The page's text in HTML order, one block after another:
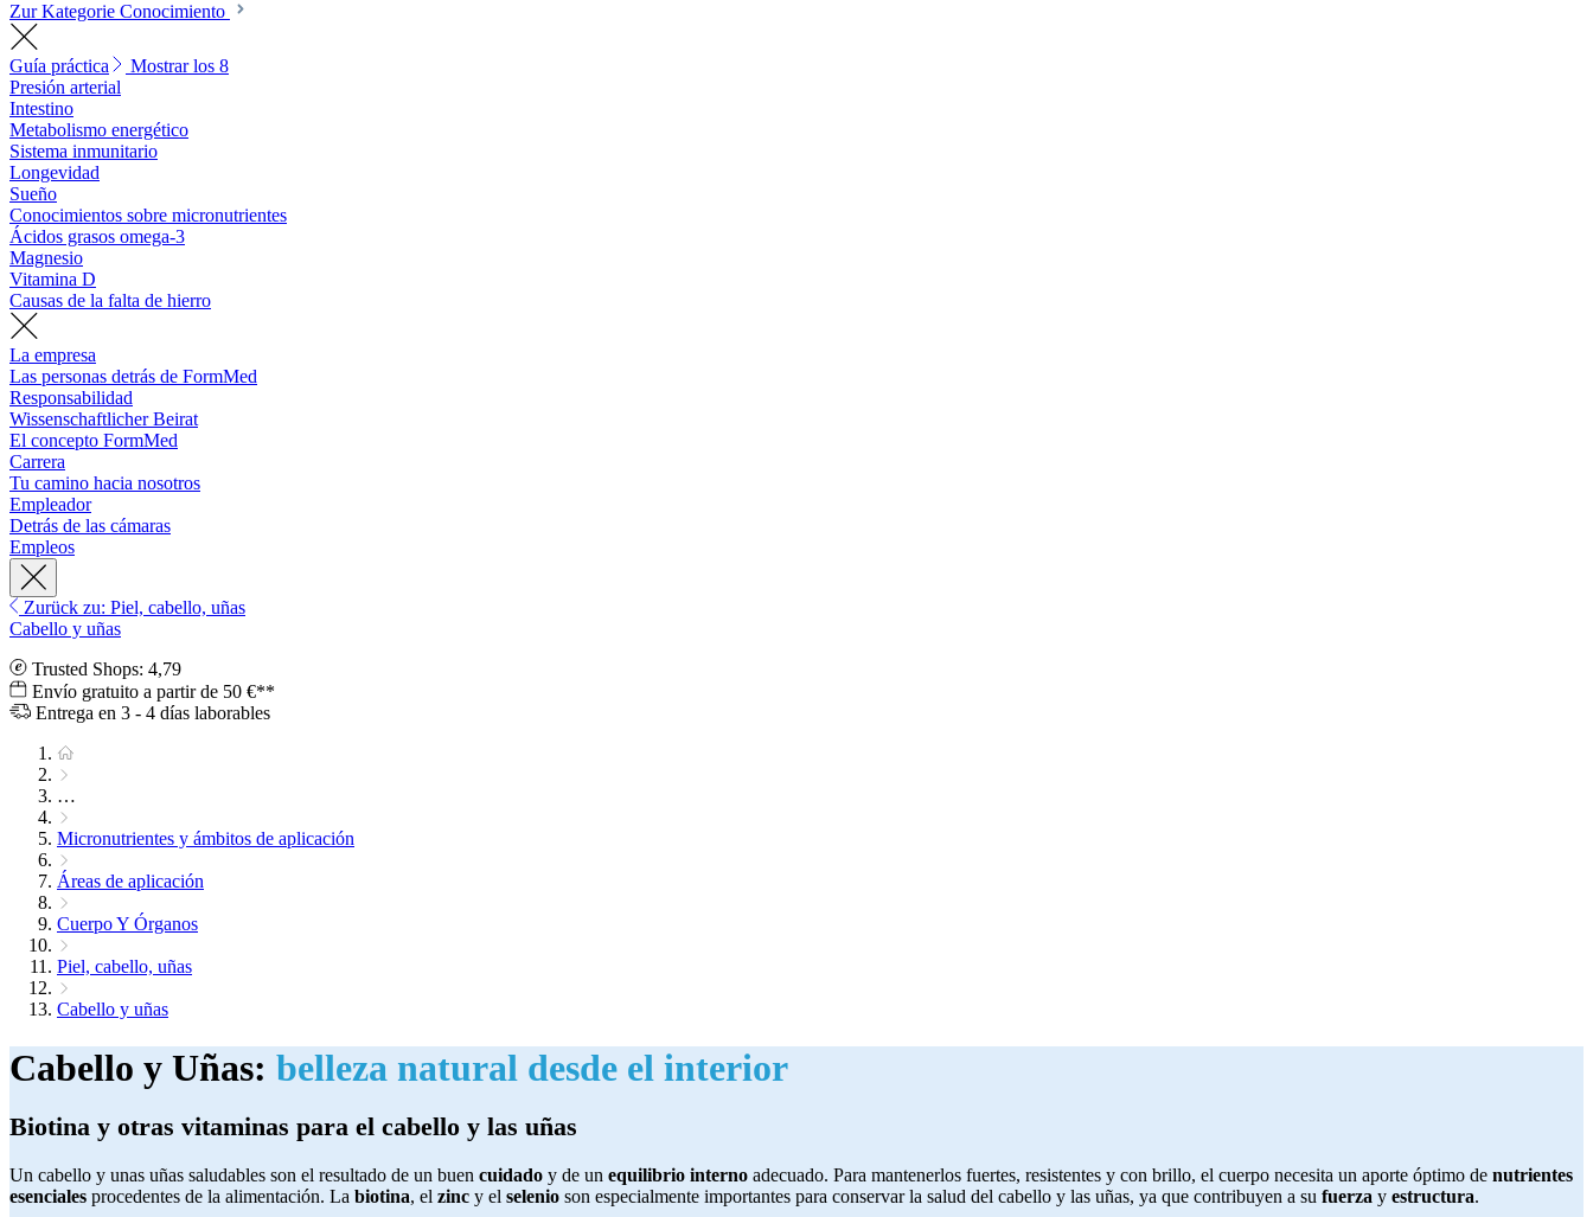
Zur Kategorie Conocimiento
Guía práctica
Mostrar los 8
Presión arterial
Intestino
Metabolismo energético
Sistema inmunitario
Longevidad
Sueño
Conocimientos sobre micronutrientes
Ácidos grasos omega-3
Magnesio
Vitamina D
Causas de la falta de hierro
La empresa
Las personas detrás de FormMed
Responsabilidad
Wissenschaftlicher Beirat
El concepto FormMed
Carrera
Tu camino hacia nosotros
Empleador
Detrás de las cámaras
Empleos
Zurück zu: Piel, cabello, uñas
Cabello y uñas
Trusted Shops: 4,79
Envío gratuito a partir de 50 €**
Entrega en 3 - 4 días laborables
…
Micronutrientes y ámbitos de aplicación
Áreas de aplicación
Cuerpo Y Órganos
Piel, cabello, uñas
Cabello y uñas
Cabello y Uñas: belleza natural desde el interior
Biotina y otras vitaminas para el cabello y las uñas
Un cabello y unas uñas saludables son el resultado de un buen cuidado y de un equilibrio interno adecuado. Para mantenerlos fuertes, resistentes y con brillo, el cuerpo necesita un aporte óptimo de nutrientes
esenciales procedentes de la alimentación. La biotina, el zinc y el selenio son especialmente importantes para conservar la salud del cabello y las uñas, ya que contribuyen a su fuerza y estructura.